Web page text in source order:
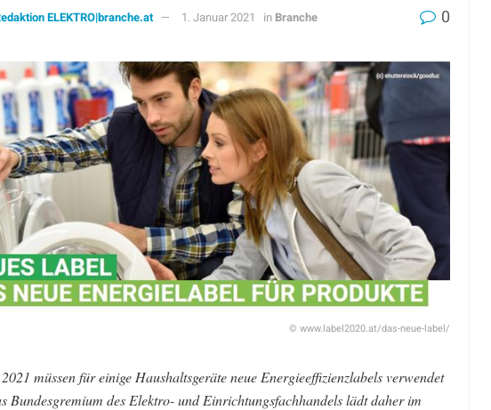
ELEKTRO|branche.at 1. Januar 2021 in Branche 0
© www.label2020.at/das-neue-label/
müssen für einige Haushaltsgeräte neue Energieeffizienzlabels verwendet
Bundesgremium des Elektro- und Einrichtungsfachhandels lädt daher im